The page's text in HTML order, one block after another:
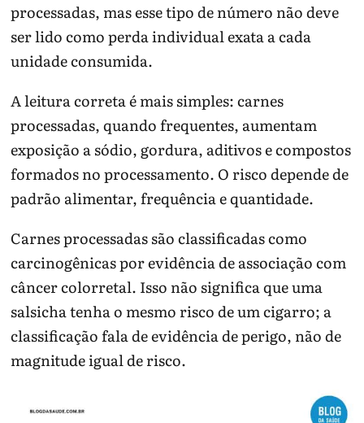
processadas, mas esse tipo de número não deve
ser lido como perda individual exata a cada
unidade consumida.
A leitura correta é mais simples: carnes
processadas, quando frequentes, aumentam
exposição a sódio, gordura, aditivos e compostos
formados no processamento. O risco depende de
padrão alimentar, frequência e quantidade.
Carnes processadas são classificadas como
carcinogênicas por evidência de associação com
câncer colorretal. Isso não significa que uma
salsicha tenha o mesmo risco de um cigarro; a
classificação fala de evidência de perigo, não de
magnitude igual de risco.